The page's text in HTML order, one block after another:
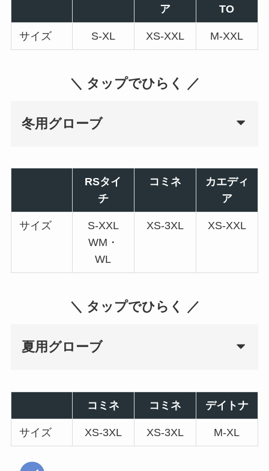
ア
TO
サイズ S-XL XS-XXL M-XXL
＼ タップでひらく ／
冬用グローブ
RSタイ
チ
コミネ
カエディ
ア
サイズ
S-XXL
WM・
WL
XS-3XL XS-XXL
＼ タップでひらく ／
夏用グローブ
コミネ コミネ デイトナ
サイズ XS-3XL XS-3XL M-XL